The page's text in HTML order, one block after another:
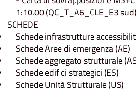
1:10.00 (QC_T_A6_CLE_E3 sud)
SCHEDE
Schede infrastrutture
Schede Aree di emergenza (AE)
Schede aggregato strutturale
Schede edifici strategici (ES)
Schede Unità Strutturale (US)